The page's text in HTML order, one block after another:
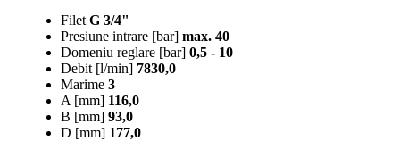
Filet G 3/4"
Presiune intrare [bar] max. 40
Domeniu reglare [bar] 0,5 - 10
Debit [l/min] 7830,0
Marime 3
A [mm] 116,0
B [mm] 93,0
D [mm] 177,0